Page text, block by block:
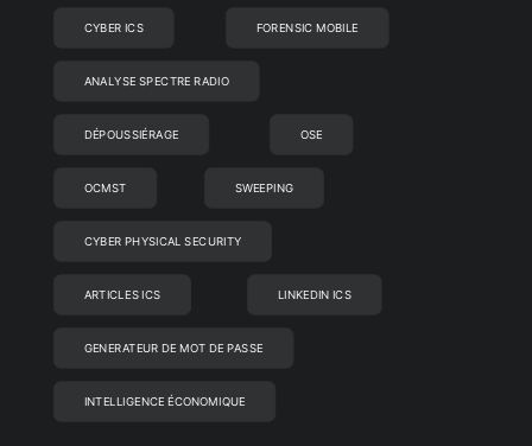
CYBER ICS FORENSIC MOBILE
ANALYSE SPECTRE RADIO
DÉPOUSSIÉRAGE OSE
OCMST SWEEPING
CYBER PHYSICAL SECURITY
ARTICLES ICS LINKEDIN ICS
GENERATEUR DE MOT DE PASSE
INTELLIGENCE ÉCONOMIQUE